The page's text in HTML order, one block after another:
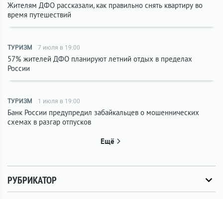
Жителям ДФО рассказали, как правильно снять квартиру во
время путешествий
ТУРИЗМ 7 июля в 19:00
57% жителей ДФО планируют летний отдых в пределах
России
ТУРИЗМ 1 июля в 19:00
Банк России предупредил забайкальцев о мошеннических
схемах в разгар отпусков
Ещё
РУБРИКАТОР